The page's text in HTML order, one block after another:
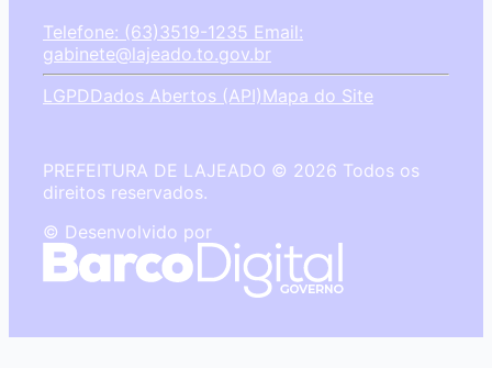
Telefone: (63)3519-1235 Email:
gabinete@lajeado.to.gov.br
LGPDDados Abertos (API)Mapa do Site
PREFEITURA DE LAJEADO © 2026 Todos os
direitos reservados.
© Desenvolvido por